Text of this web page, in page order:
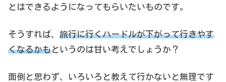
とはできるようになってもらいたいものです。
そうすれば、 旅行に行くハードルが下がって行きやす
くなるかもというのは甘い考えでしょうか？
面倒と思わず、いろいろと教えて行かないと無理です